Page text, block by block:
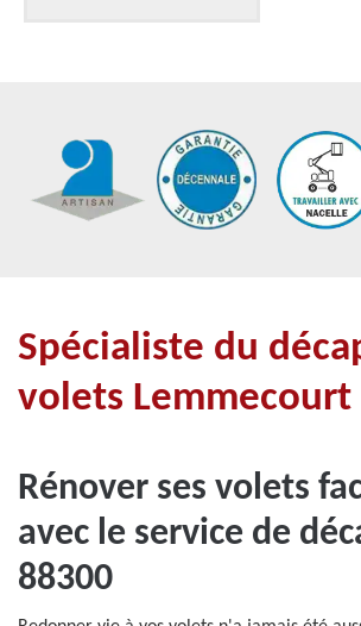
Spécialiste du
volets Lemmecourt
Rénover ses volets
avec le service de
88300